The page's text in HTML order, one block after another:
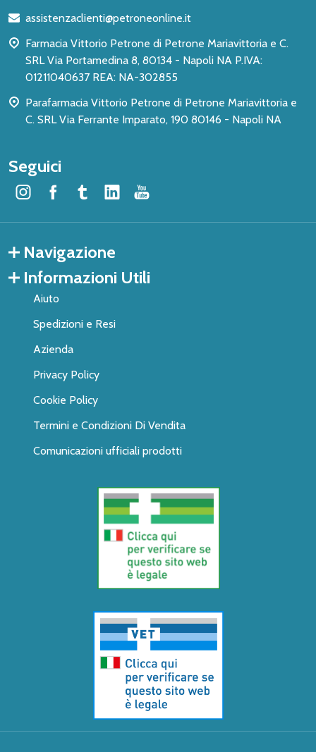
pagina
assistenzaclienti@petroneonline.it
Farmacia Vittorio Petrone di Petrone Mariavittoria e C.
SRL Via Portamedina 8, 80134 - Napoli NA P.IVA:
01211040637 REA: NA-302855
Parafarmacia Vittorio Petrone di Petrone Mariavittoria e
C. SRL Via Ferrante Imparato, 190 80146 - Napoli NA
Seguici
Navigazione
Informazioni Utili
Aiuto
Spedizioni e Resi
Azienda
Privacy Policy
Cookie Policy
Termini e Condizioni Di Vendita
Comunicazioni ufficiali prodotti